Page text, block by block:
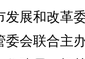
展和改革
委会联合主